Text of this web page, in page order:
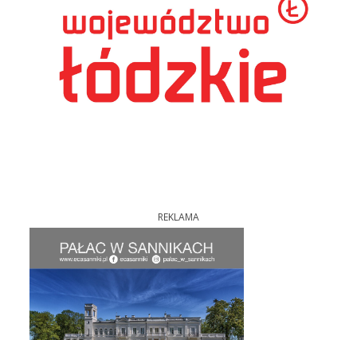
REKLAMA